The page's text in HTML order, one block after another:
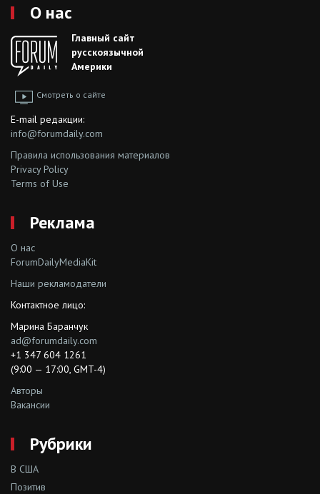
О нас
Главный сайт
русскоязычной
Америки
Смотреть о сайте
E-mail редакции:
info@forumdaily.com
Правила использования материалов
Privacy Policy
Terms of Use
Реклама
О нас
ForumDailyMediaKit
Наши рекламодатели
Контактное лицо:
Марина Баранчук
ad@forumdaily.com
+1 347 604 1261
(9:00 — 17:00, GMT-4)
Авторы
Вакансии
Рубрики
В США
Позитив